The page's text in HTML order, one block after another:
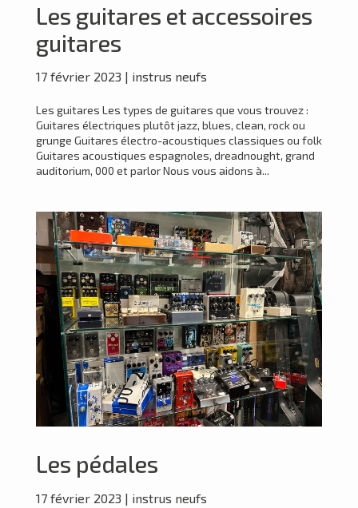
Les guitares et accessoires
guitares
17 février 2023 | instrus neufs
Les guitares Les types de guitares que vous trouvez :
Guitares électriques plutôt jazz, blues, clean, rock ou
grunge Guitares électro-acoustiques classiques ou folk
Guitares acoustiques espagnoles, dreadnought, grand
auditorium, 000 et parlor Nous vous aidons à...
Les pédales
17 février 2023 | instrus neufs